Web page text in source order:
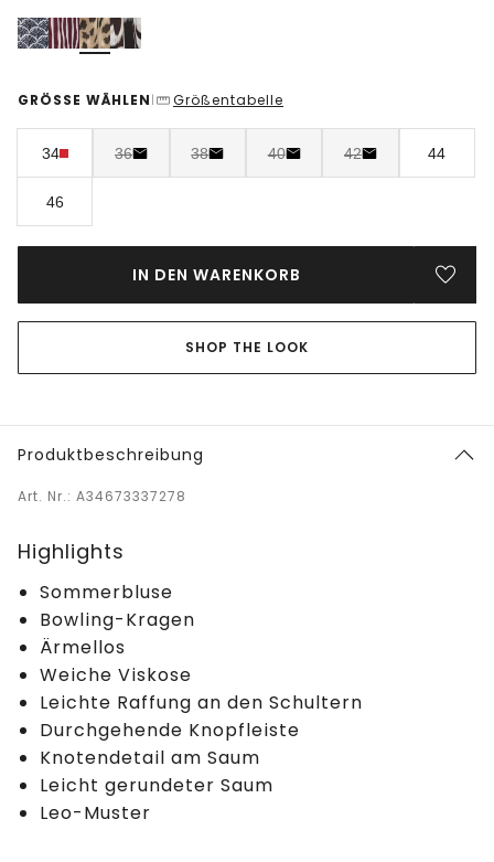
GRÖSSE WÄHLEN | Größentabelle
34 36 38 40 42 44
46
IN DEN WARENKORB
SHOP THE LOOK
Produktbeschreibung
Art. Nr.: A34673337278
Highlights
Sommerbluse
Bowling-Kragen
Ärmellos
Weiche Viskose
Leichte Raffung an den Schultern
Durchgehende Knopfleiste
Knotendetail am Saum
Leicht gerundeter Saum
Leo-Muster